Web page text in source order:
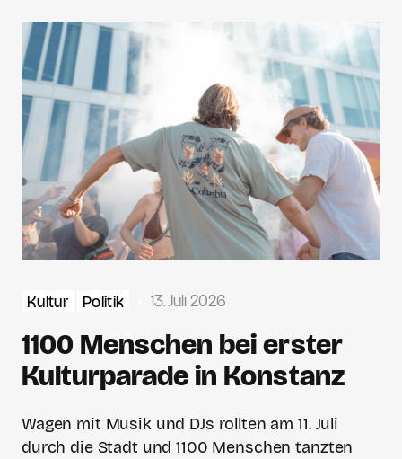
Kultur Politik 13. Juli 2026
1100 Menschen bei erster
Kulturparade in Konstanz
Wagen mit Musik und DJs rollten am 11. Juli
durch die Stadt und 1100 Menschen tanzten